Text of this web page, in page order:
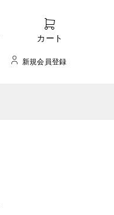
カート
新規会員登録